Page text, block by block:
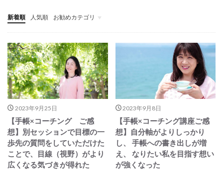
新着順 人気順
お勧めカテゴリ
その他
2023年9月25日
【手帳×コーチング ご感
想】別セッションで目標の一
歩先の質問をしていただけた
ことで、目線（視野）がより
広くなる気づきが得れた
2023年9月8日
【手帳×コーチング講座ご感
想】自分軸がよりしっかり
し、 手帳への書き出しが増
え、 なりたい私を目指す想い
が強くなった